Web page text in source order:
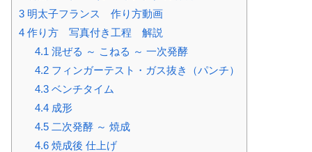
3 明太子フランス 作り方動画
4 作り方 写真付き工程 解説
4.1 混ぜる ～ こねる ～ 一次発酵
4.2フィンガーテスト・ガス抜き（パンチ）
4.3ベンチタイム
4.4成形
4.5二次発酵 ～ 焼成
4.6焼成後 仕上げ